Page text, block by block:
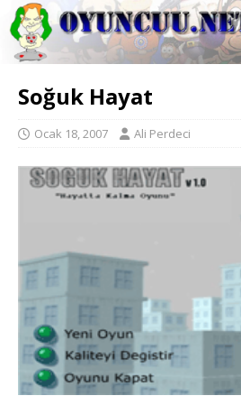
Soğuk Hayat
Ocak 18, 2007 Ali Perdeci